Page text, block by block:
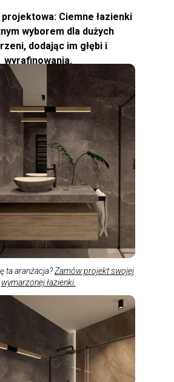
Ciemne łazienki
wyborem dla dużych
dodając im głębi i
wyrafinowania.
ta aranżacja?Zamów projekt swojej
wymarzonej łazienki.